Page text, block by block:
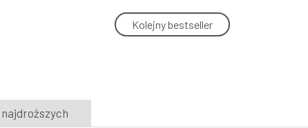
hustilka SKS Air-X-Plorer 10.0 černá
Kolejny bestseller
najdroższych